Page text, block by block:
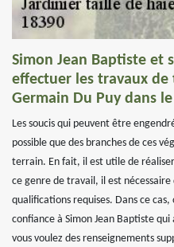
Simon Jean Baptiste et
effectuer les travaux de
Germain Du Puy dans
Les soucis qui peuvent être
possible que des branches de ces
terrain. En fait, il est utile de
ce genre de travail, il est
qualifications requises. Dans ce
confiance à Simon Jean Baptiste
vous voulez des renseignements